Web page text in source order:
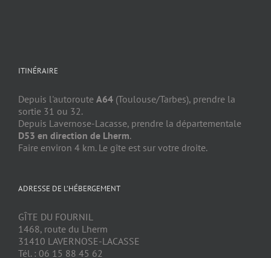
ITINÉRAIRE
Depuis l'autoroute A64 (Toulouse/Tarbes), prendre la
sortie 31 ou 32.
Depuis Lavernose-Lacasse, prendre la départementale
D53 en direction de Lherm.
Faire environ 4 km. Le gîte est sur votre droite.
ADRESSE DE L’HÉBERGEMENT
GÎTE DU FOURNIL
1468, route du Lherm
31410 LAVERNOSE-LACASSE
Tél. : 06 15 88 45 62